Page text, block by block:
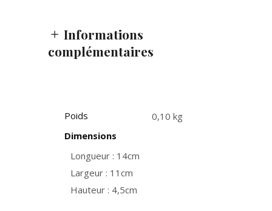
Informations
complémentaires
Poids
0,10 kg
Dimensions
Longueur : 14cm
Largeur : 11cm
Hauteur : 4,5cm